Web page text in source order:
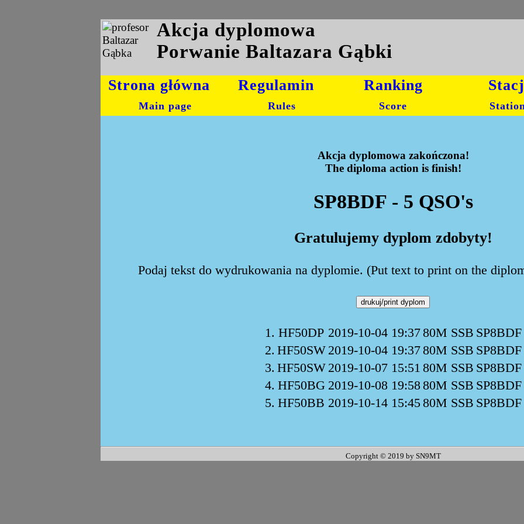
Akcja dyplomowa
Porwanie Baltazara Gąbki
Strona główna
Main page
Regulamin
Rules
Ranking
Score
Akcja dyplomowa zakończona!
The diploma action is finish!
SP8BDF - 5 QSO's
Gratulujemy dyplom zdobyty!
Podaj tekst do wydrukowania na dyplomie. (Put text to print on the
1. HF50DP 2019-10-04 19:3780M SSB SP8BDF
2. HF50SW 2019-10-04 19:3780M SSB SP8BDF
3. HF50SW 2019-10-07 15:51 80M SSB SP8BDF
4. HF50BG 2019-10-08 19:5880M SSB SP8BDF
5. HF50BB 2019-10-14 15:4580M SSB SP8BDF
Copyright © 2019 by SN9MT